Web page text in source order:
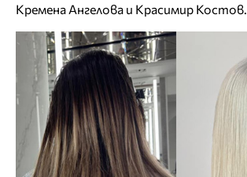
Кремена Ангелова и Красимир Костов.